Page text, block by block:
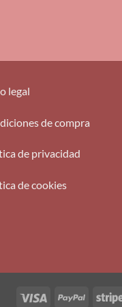
legal
de compra
de privacidad
de cookies
Visa PayPal